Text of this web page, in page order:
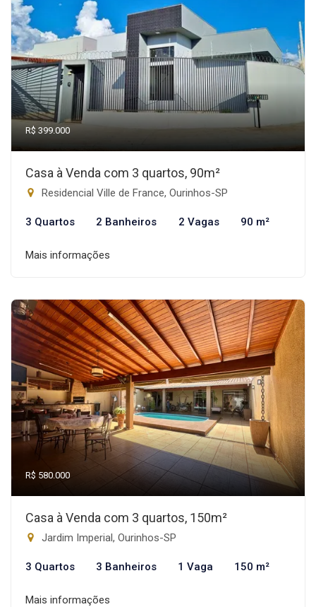
R$ 399.000
Casa à Venda com 3 quartos, 90m²
Residencial Ville de France, Ourinhos-SP
3 Quartos 2 Banheiros 2 Vagas 90 m²
Mais informações
R$ 580.000
Casa à Venda com 3 quartos, 150m²
Jardim Imperial, Ourinhos-SP
3 Quartos 3 Banheiros 1 Vaga 150 m²
Mais informações